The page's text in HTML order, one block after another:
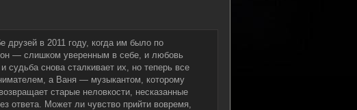
друзей в 2011 году, когда им было по
— слишком уверенным в себе, и любовь
судьба снова сталкивает их, но теперь все
а Ваня — музыкантом, которому
старые неловкости, несказанные
ответа. Может ли чувство прийти вовремя,